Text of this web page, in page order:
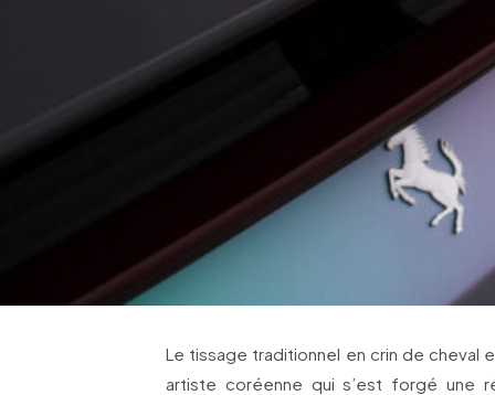
Le tissage traditionnel en crin de cheval
artiste coréenne qui s’est forgé une